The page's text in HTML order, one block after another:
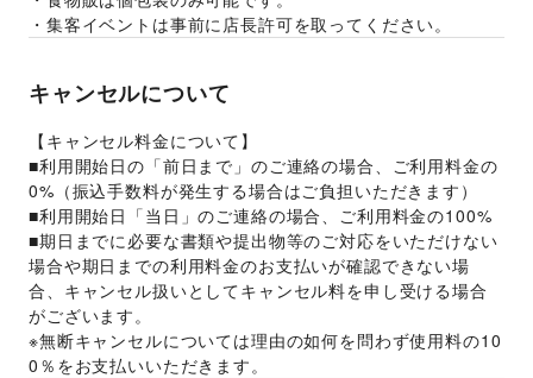
・集客イベントは事前に店長許可を取ってください。
キャンセルについて
【キャンセル料金について】
■利用開始日の「前日まで」のご連絡の場合、ご利用料金の
0%（振込手数料が発生する場合はご負担いただきます）
■利用開始日「当日」のご連絡の場合、ご利用料金の100%
■期日までに必要な書類や提出物等のご対応をいただけない
場合や期日までの利用料金のお支払いが確認できない場
合、キャンセル扱いとしてキャンセル料を申し受ける場合
がございます。
※無断キャンセルについては理由の如何を問わず使用料の10
0％をお支払いいただきます。